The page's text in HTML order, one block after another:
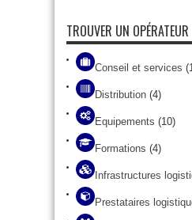
TROUVER UN
Conseil et services
Distribution (4)
Equipements (10)
Formations (4)
Infrastructures
Prestataires